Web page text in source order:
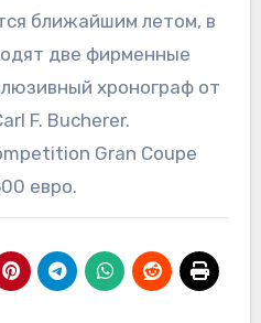
ближайшим летом, в
две фирменные
хронограф от
F. Bucherer.
Gran Coupe
евро.